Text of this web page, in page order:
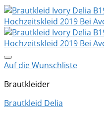
Auf die Wunschliste
Brautkleider
Brautkleid Delia